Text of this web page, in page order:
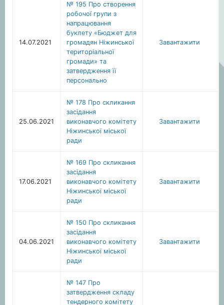
14.07.2021
№ 195 Про створення
робочої групи з
напрацювання
буклету «Бюджет для
громадян Ніжинської
територіальної
громади» та
затвердження її
персонально
Завантажити
25.06.2021
№ 178 Про скликання
засідання
виконавчого комітету
Ніжинської міської
ради
Завантажити
17.06.2021
№ 169 Про скликання
засідання
виконавчого комітету
Ніжинської міської
ради
Завантажити
04.06.2021
№ 150 Про скликання
засідання
виконавчого комітету
Ніжинської міської
ради
Завантажити
№ 147 Про
затвердження складу
тендерного комітету